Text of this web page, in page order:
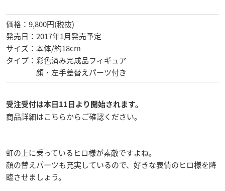
価格：9,800円(税抜)
発売日：2017年1月発売予定
サイズ：本体/約18cm
タイプ：彩色済み完成品フィギュア
顔・左手差替えパーツ付き
受注受付は本日11日より開始されます。
商品詳細はこちらからご確認ください。
虹の上に乗っているヒロ様が素敵ですよね。
顔の替えパーツも充実しているので、好きな表情のヒロ様を降
臨させましょう。